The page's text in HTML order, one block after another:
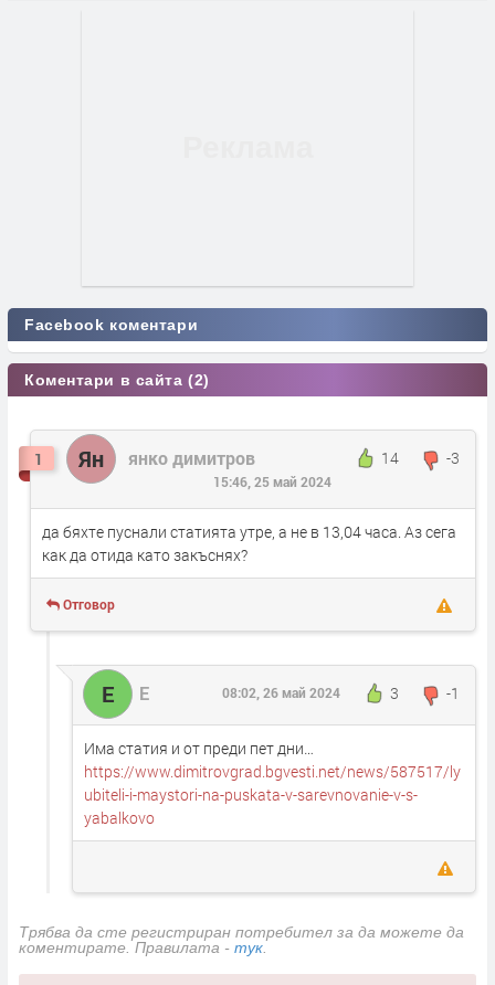
Facebook коментари
Коментари в сайта (2)
1 Ян янко димитров 14 -3
15:46, 25 май 2024
да бяхте пуснали статията утре, а не в 13,04 часа. Аз сега
как да отида като закъснях?
Отговор
Е Е 3 -1
08:02, 26 май 2024
Има статия и от преди пет дни…
https://www.dimitrovgrad.bgvesti.net/news/587517/ly
ubiteli-i-maystori-na-puskata-v-sarevnovanie-v-s-
yabalkovo
Трябва да сте регистриран потребител за да можете да
коментирате. Правилата - тук